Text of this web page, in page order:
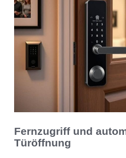
Fernzugriff und
Türöffnung